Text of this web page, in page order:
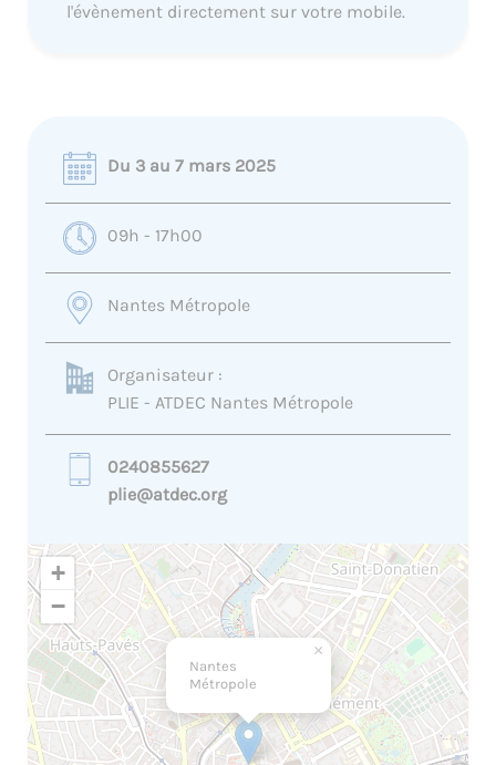
l'évènement directement sur votre mobile.
Du 3 au 7 mars 2025
09h - 17h00
Nantes Métropole
Organisateur :
PLIE - ATDEC Nantes Métropole
0240855627
plie@atdec.org
Nantes
Métropole
×
+
−